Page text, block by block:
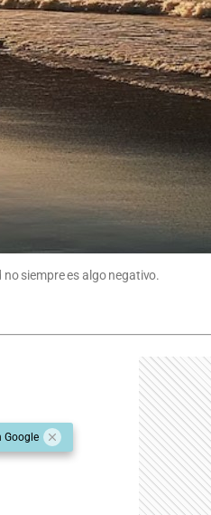
siempre es algo negativo.
Google